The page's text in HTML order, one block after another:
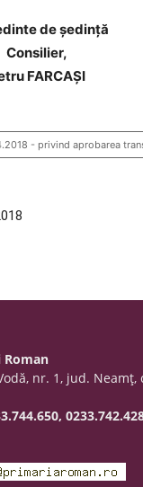
de şedinţă
Consilier,
FARCAȘI
- privind aprobarea
nr. 1, jud. Neamţ,